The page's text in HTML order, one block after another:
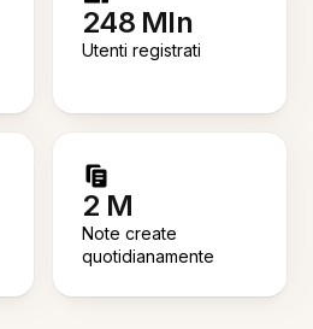
248 Mln
Utenti registrati
2 M
Note create
quotidianamente